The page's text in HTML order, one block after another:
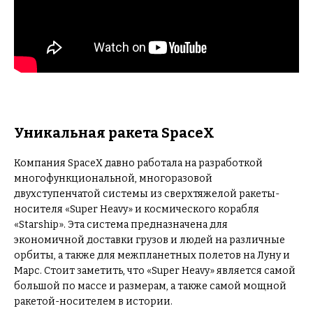
Уникальная ракета SpaceX
Компания SpaceX давно работала на разработкой
многофункциональной, многоразовой
двухступенчатой системы из сверхтяжелой ракеты-
носителя «Super Heavy» и космического корабля
«Starship». Эта система предназначена для
экономичной доставки грузов и людей на различные
орбиты, а также для межпланетных полетов на Луну и
Марс. Стоит заметить, что «Super Heavy» является самой
большой по массе и размерам, а также самой мощной
ракетой-носителем в истории.